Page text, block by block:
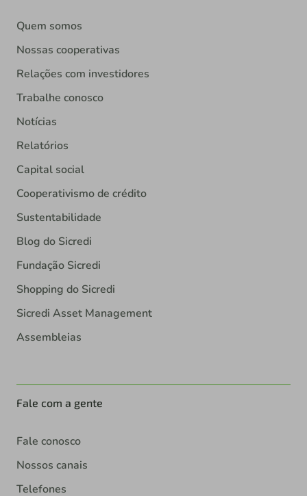
Quem somos
Nossas cooperativas
Relações com investidores
Trabalhe conosco
Notícias
Relatórios
Capital social
Cooperativismo de crédito
Sustentabilidade
Blog do Sicredi
Fundação Sicredi
Shopping do Sicredi
Sicredi Asset Management
Assembleias
Fale com a gente
Fale conosco
Nossos canais
Telefones